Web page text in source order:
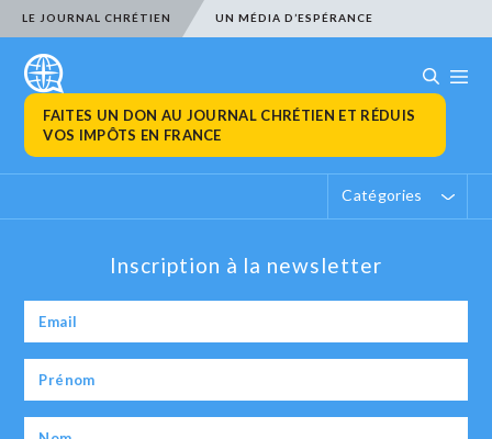
LE JOURNAL CHRÉTIEN UN MÉDIA D’ESPÉRANCE
FAITES UN DON AU JOURNAL CHRÉTIEN ET RÉDUIS
VOS IMPÔTS EN FRANCE
Catégories
Inscription à la newsletter